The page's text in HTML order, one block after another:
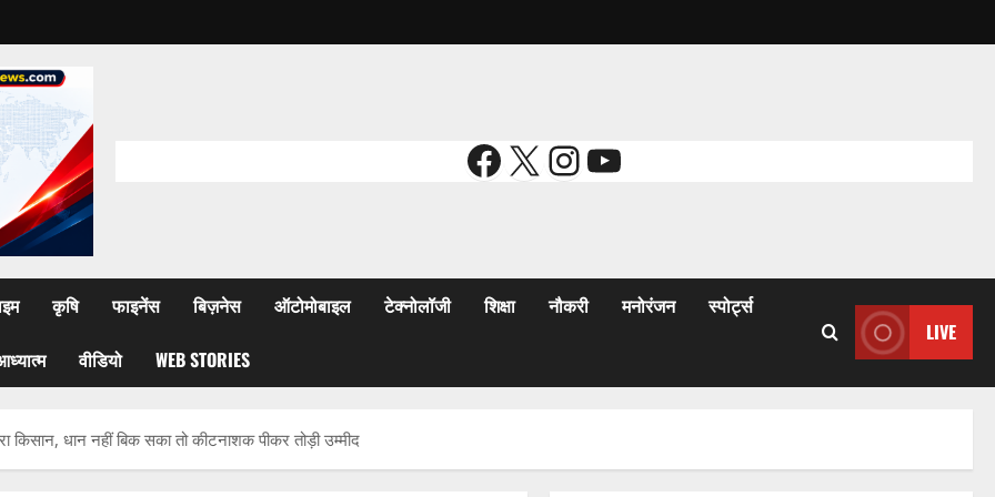
Facebook
X Instagram
YouTube
कृषि फाइनेंस बिज़नेस ऑटोमोबाइल टेक्नोलॉजी शिक्षा नौकरी मनोरंजन स्पोर्ट्स
वीडियो WEB STORIES
LIVE
धान नहीं बिक सका तो कीटनाशक पीकर तोड़ी उम्मीद